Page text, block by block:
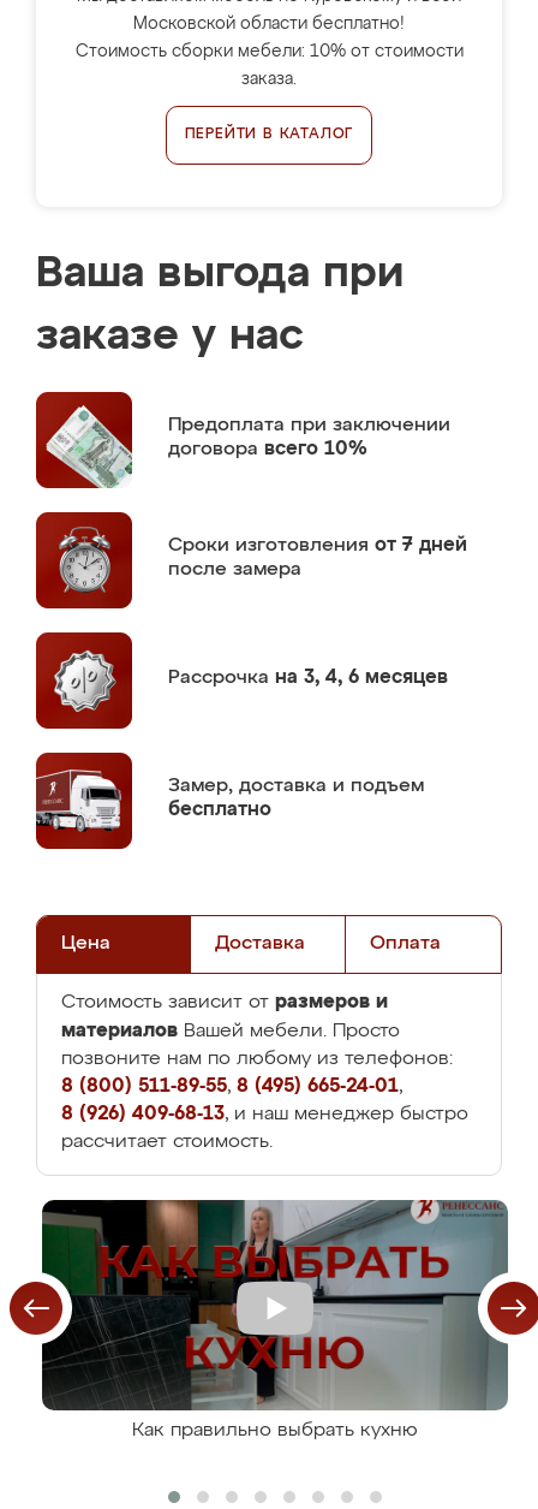
Московской области бесплатно!
Стоимость сборки мебели: 10% от стоимости
заказа.
ПЕРЕЙТИ В КАТАЛОГ
Ваша выгода при
заказе у нас
Предоплата при заключении
договора всего 10%
Сроки изготовления от 7 дней
после замера
Рассрочка на 3, 4, 6 месяцев
Замер, доставка и подъем
бесплатно
Цена Доставка Оплата
Стоимость зависит от размеров и
материалов Вашей мебели. Просто
позвоните нам по любому из телефонов:
8 (800) 511-89-55, 8 (495) 665-24-01,
8 (926) 409-68-13, и наш менеджер быстро
рассчитает стоимость.
Как правильно выбрать кухню